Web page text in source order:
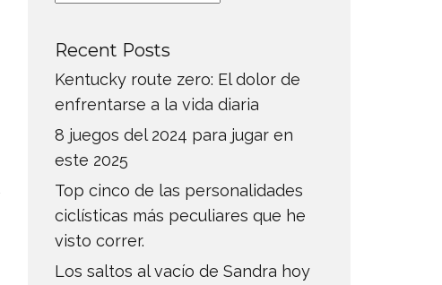
Recent Posts
Kentucky route zero: El dolor de
enfrentarse a la vida diaria
8 juegos del 2024 para jugar en
este 2025
Top cinco de las personalidades
ciclísticas más peculiares que he
visto correr.
Los saltos al vacío de Sandra hoy